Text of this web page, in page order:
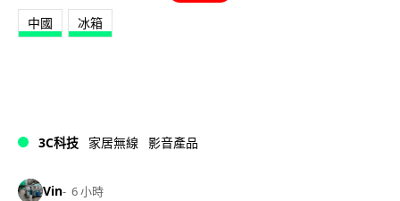
中國 冰箱
3C科技 家居無線 影音產品
Vin 6 小時